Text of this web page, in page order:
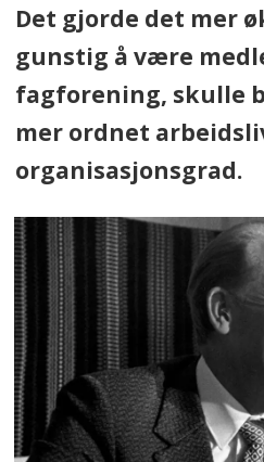
Det gjorde det mer
gunstig å være
fagforening, skulle
mer ordnet
organisasjonsgrad.